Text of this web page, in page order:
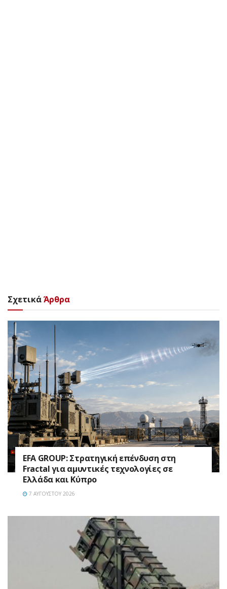
ΣχετικάΆρθρα
EFA GROUP: Στρατηγική επένδυση στη
Fractal για αμυντικές τεχνολογίες σε
Ελλάδα και Κύπρο
7 ΑΥΓΟΎΣΤΟΥ 2026